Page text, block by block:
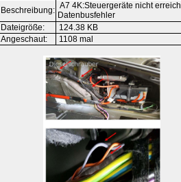
Beschreibung: A7 4K:Steuergeräte nicht
Datenbusfehler
Dateigröße:
124.38 KB
Angeschaut:
1108 mal